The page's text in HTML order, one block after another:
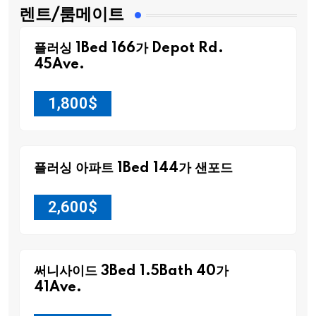
렌트/룸메이트
플러싱 1Bed 166가 Depot Rd.
45Ave.
1,800$
플러싱 아파트 1Bed 144가 샌포드
2,600$
써니사이드 3Bed 1.5Bath 40가
41Ave.